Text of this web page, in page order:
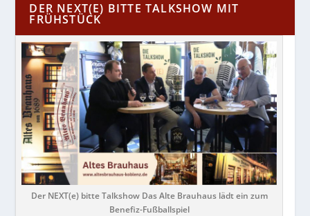
DER NEXT(E) BITTE TALKSHOW MIT
FRÜHSTÜCK
Der NEXT(e) bitte Talkshow Das Alte Brauhaus lädt ein zum
Benefiz-Fußballspiel